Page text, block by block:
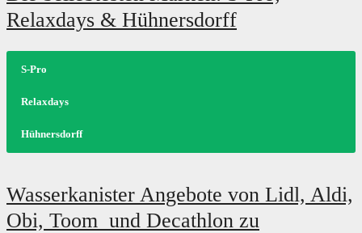
Relaxdays & Hühnersdorff
S-Pro
Relaxdays
Hühnersdorff
beim Camping, sondern auch im Alltag nützlich sind, und die
verschiedensten Probleme lösen können. Demzufolge gibt es nicht nur
Saale niedergelassen ist. Im Shop werden die unterschiedlichsten
Produkte aus verschiedenen Segmenten verkauft. Darunter sind die
der Kunststoffverarbeitung verschrieben. Deshalb werden von
Hühnersdorff die unterschiedlichsten Produkte aus Kunststoff gefertigt
Wasserkanister Angebote von Lidl, Aldi,
Obi, Toom und Decathlon zu